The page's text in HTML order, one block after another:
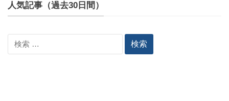
人気記事（過去30日間）
索: